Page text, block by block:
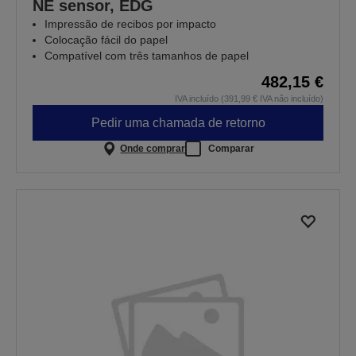
NE sensor, EDG
Impressão de recibos por impacto
Colocação fácil do papel
Compatível com três tamanhos de papel
482,15 €
IVA incluído (391,99 € IVA não incluído)
Pedir uma chamada de retorno
Onde comprar Comparar